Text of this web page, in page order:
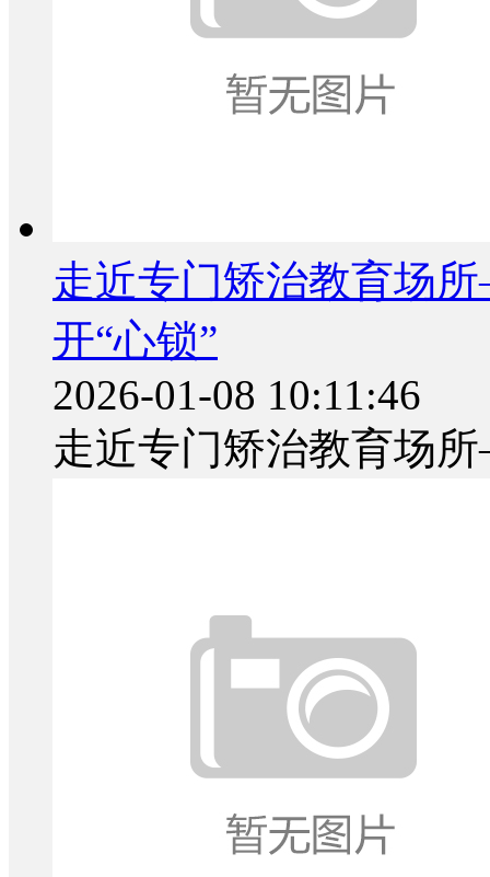
走近专门矫治教育场
开“心锁”
2026-01-08 10:11:46
走近专门矫治教育场